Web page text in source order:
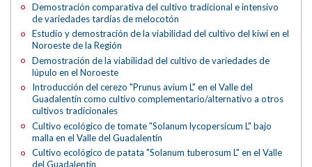
Demostración comparativa del cultivo tradicional e intensivo
de variedades tardías de melocotón
Estudio y demostración de la viabilidad del cultivo del kiwi en el
Noroeste de la Región
Demostración de la viabilidad del cultivo de variedades de
lúpulo en el Noroeste
Introducción del cerezo "Prunus avium L" en el Valle del
Guadalentín como cultivo complementario/alternativo a otros
cultivos tradicionales
Cultivo ecológico de tomate "Solanum lycopersicum L" bajo
malla en el Valle del Guadalentín
Cultivo ecológico de patata "Solanum tuberosum L" en el Valle
del Guadalentín